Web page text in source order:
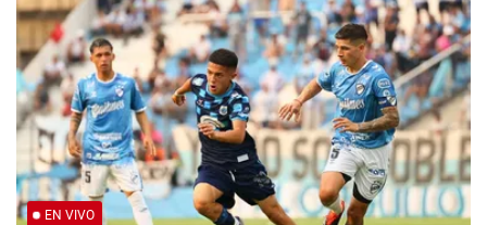
EN VIVO